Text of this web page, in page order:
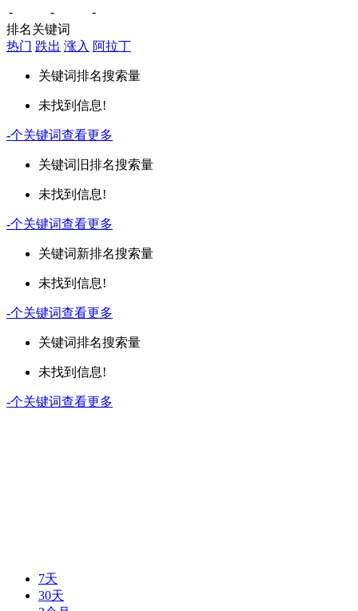
-
-
-
排名关键词
热门 跌出 涨入 阿拉丁
关键词排名搜索量
未找到信息!
-个关键词查看更多
关键词 旧排名搜索量
未找到信息!
-个关键词查看更多
关键词新排名搜索量
未找到信息!
-个关键词查看更多
关键词排名搜索量
未找到信息!
-个关键词查看更多
7天
30天